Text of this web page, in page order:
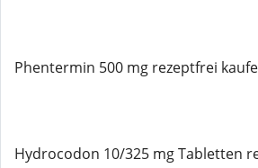
Phentermin 500 mg rezeptfrei
Hydrocodon 10/325 mg Tabletten